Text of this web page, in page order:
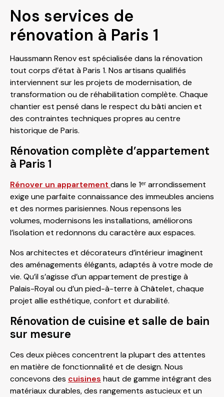
Nos services de
rénovation à Paris 1
Haussmann Renov est spécialisée dans la rénovation
tout corps d’état à Paris 1. Nos artisans qualifiés
interviennent sur les projets de modernisation, de
transformation ou de réhabilitation complète. Chaque
chantier est pensé dans le respect du bâti ancien et
des contraintes techniques propres au centre
historique de Paris.
Rénovation complète d’appartement
à Paris 1
Rénover un appartement dans le 1ᵉʳ arrondissement
exige une parfaite connaissance des immeubles anciens
et des normes parisiennes. Nous repensons les
volumes, modernisons les installations, améliorons
l’isolation et redonnons du caractère aux espaces.
Nos architectes et décorateurs d’intérieur imaginent
des aménagements élégants, adaptés à votre mode de
vie. Qu’il s’agisse d’un appartement de prestige à
Palais-Royal ou d’un pied-à-terre à Châtelet, chaque
projet allie esthétique, confort et durabilité.
Rénovation de cuisine et salle de bain
sur mesure
Ces deux pièces concentrent la plupart des attentes
en matière de fonctionnalité et de design. Nous
concevons des cuisines haut de gamme intégrant des
matériaux durables, des rangements astucieux et un